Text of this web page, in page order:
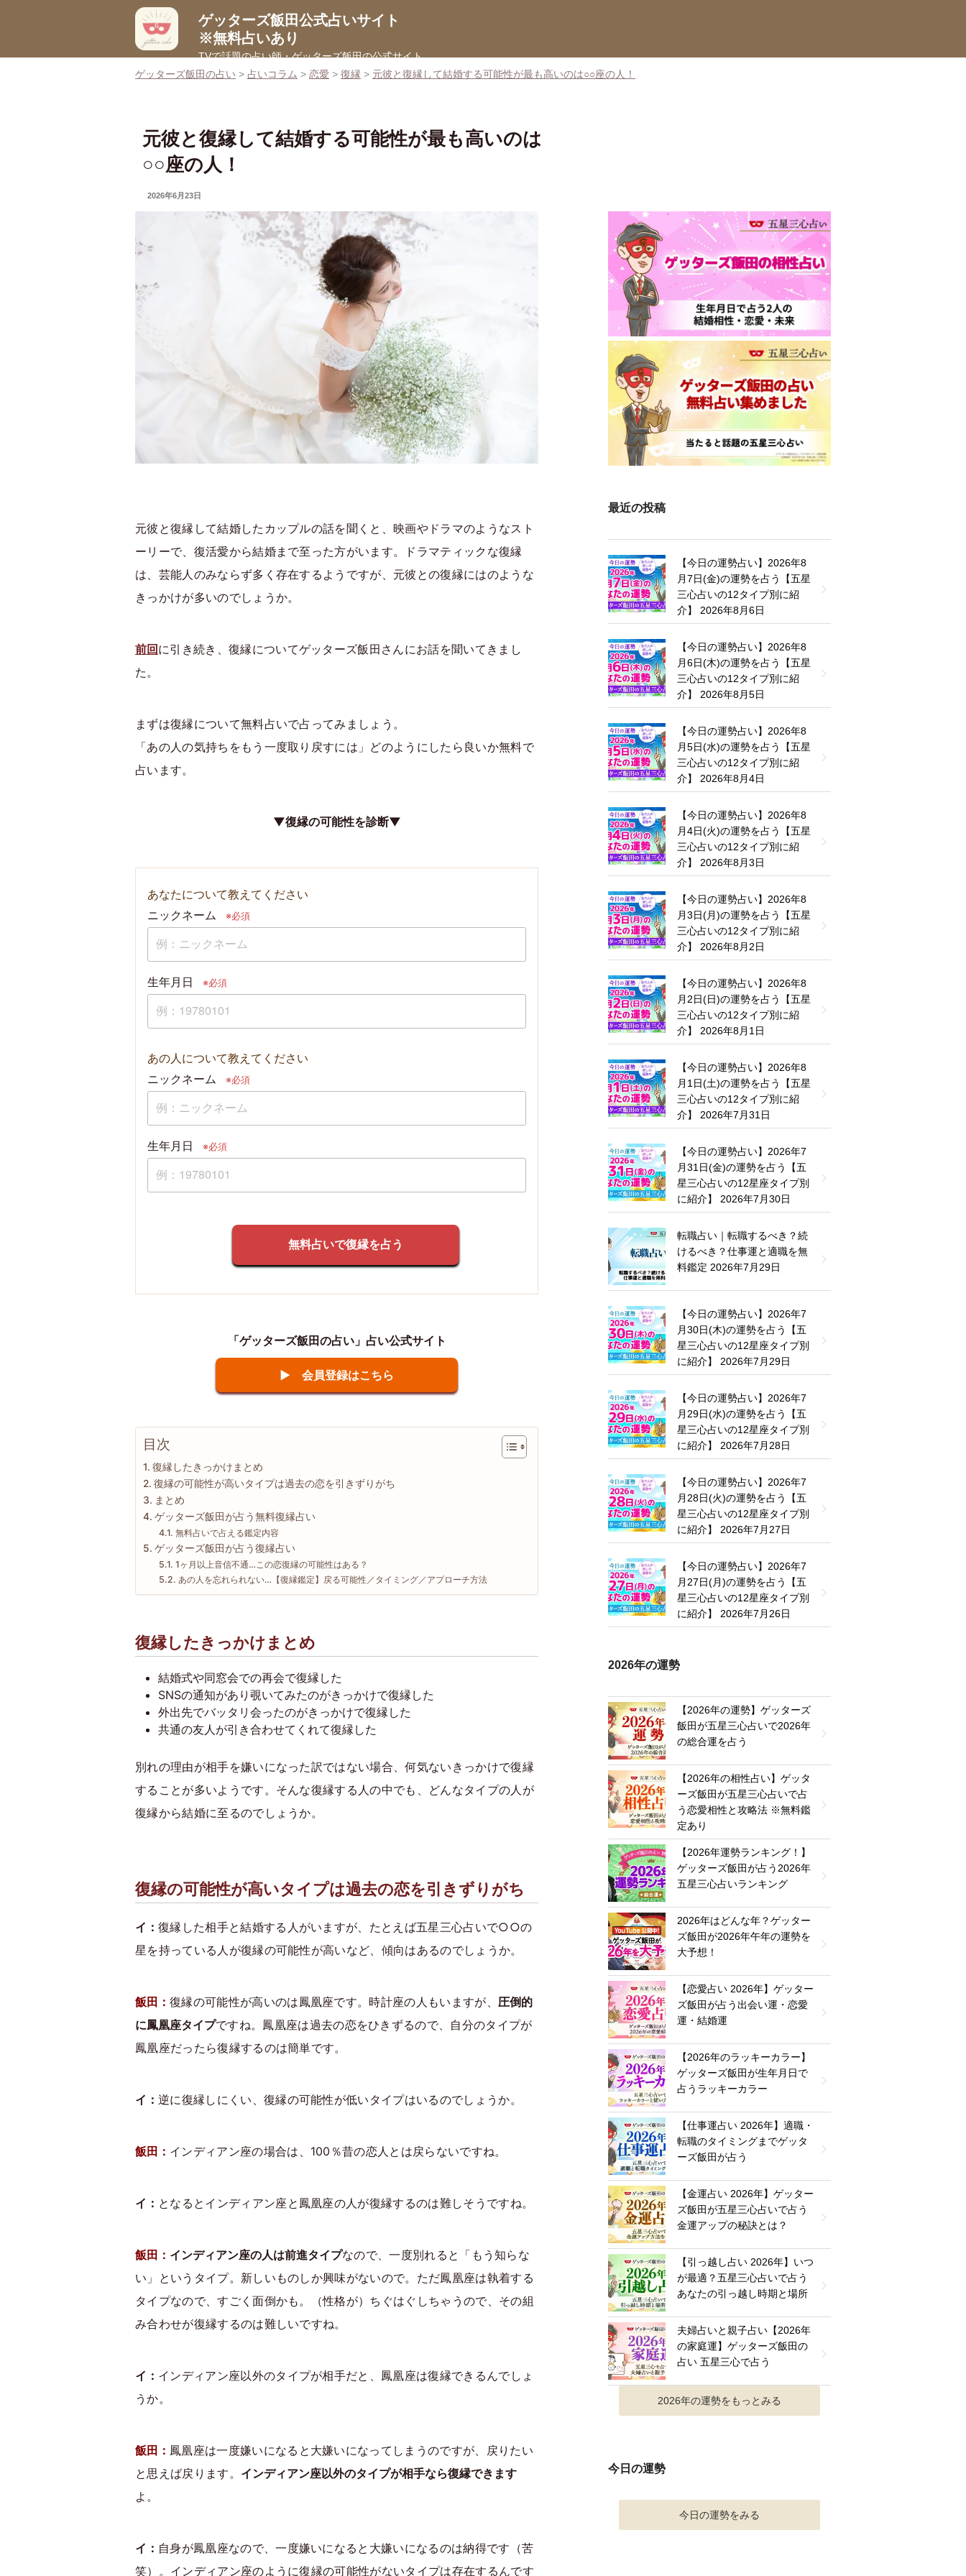
ン
ゲッターズ飯田公式占いサイト
※無料占いあり
TVで話題の占い師・ゲッターズ飯田の公式サイト
ゲッターズ飯田の占い > 占いコラム > 恋愛 > 復縁 > 元彼と復縁して結婚する可能性が最も高いのは○○座の人！
元彼と復縁して結婚する可能性が最も高いのは
○○座の人！
UPDATED
2026年6月23日
元彼と復縁して結婚したカップルの話を聞くと、映画やドラマのようなスト
ーリーで、復活愛から結婚まで至った方がいます。ドラマティックな復縁
は、芸能人のみならず多く存在するようですが、元彼との復縁にはのような
きっかけが多いのでしょうか。
前回 に引き続き、復縁についてゲッターズ飯田さんにお話を聞いてきまし
た。
まずは復縁について無料占いで占ってみましょう。
「あの人の気持ちをもう一度取り戻すには」どのようにしたら良いか無料で
占います。
▼復縁の可能性を診断▼
あなたについて教えてください
ニックネーム ※必須
生年月日 ※必須
あの人について教えてください
ニックネーム ※必須
生年月日 ※必須
無料占いで復縁を占う
「ゲッターズ飯田の占い」占い公式サイト
▶ 会員登録はこちら
目次
復縁したきっかけまとめ
復縁の可能性が高いタイプは過去の恋を引きずりがち
まとめ
ゲッターズ飯田が占う無料復縁占い
無料占いで占える鑑定内容
ゲッターズ飯田が占う復縁占い
1ヶ月以上音信不通…この恋復縁の可能性はある？
あの人を忘れられない…【復縁鑑定】戻る可能性／タイミング／アプローチ方法
復縁したきっかけまとめ
結婚式や同窓会での再会で復縁した
SNSの通知があり覗いてみたのがきっかけで復縁した
外出先でバッタリ会ったのがきっかけで復縁した
共通の友人が引き合わせてくれて復縁した
別れの理由が相手を嫌いになった訳ではない場合、何気ないきっかけで復縁
することが多いようです。そんな復縁する人の中でも、どんなタイプの人が
復縁から結婚に至るのでしょうか。
復縁の可能性が高いタイプは過去の恋を引きずりがち
イ： 復縁した相手と結婚する人がいますが、たとえば五星三心占いで○○の
星を持っている人が復縁の可能性が高いなど、傾向はあるのでしょうか。
飯田： 復縁の可能性が高いのは鳳凰座です。時計座の人もいますが、 圧倒的
に鳳凰座タイプですね。鳳凰座は過去の恋をひきずるので、自分のタイプが
鳳凰座だったら復縁するのは簡単です。
イ： 逆に復縁しにくい、復縁の可能性が低いタイプはいるのでしょうか。
飯田： インディアン座の場合は、100％昔の恋人とは戻らないですね。
イ： となるとインディアン座と鳳凰座の人が復縁するのは難しそうですね。
飯田： インディアン座の人は前進タイプなので、一度別れると「もう知らな
い」というタイプ。新しいものしか興味がないので。ただ鳳凰座は執着する
タイプなので、すごく面倒かも。（性格が）ちぐはぐしちゃうので、その組
み合わせが復縁するのは難しいですね。
イ： インディアン座以外のタイプが相手だと、鳳凰座は復縁できるんでしょ
うか。
飯田： 鳳凰座は一度嫌いになると大嫌いになってしまうのですが、戻りたい
と思えば戻ります。 インディアン座以外のタイプが相手なら復縁できます
よ。
イ： 自身が鳳凰座なので、一度嫌いになると大嫌いになるのは納得です（苦
笑）。インディアン座のように復縁の可能性がないタイプは存在するんです
最近の投稿
【今日の運勢占い】2026年8
月7日(金)の運勢を占う【五星
三心占いの12タイプ別に紹
介】
2026年8月6日
【今日の運勢占い】2026年8
月6日(木)の運勢を占う【五星
三心占いの12タイプ別に紹
介】
2026年8月5日
【今日の運勢占い】2026年8
月5日(水)の運勢を占う【五星
三心占いの12タイプ別に紹
介】
2026年8月4日
【今日の運勢占い】2026年8
月4日(火)の運勢を占う【五星
三心占いの12タイプ別に紹
介】
2026年8月3日
【今日の運勢占い】2026年8
月3日(月)の運勢を占う【五星
三心占いの12タイプ別に紹
介】
2026年8月2日
【今日の運勢占い】2026年8
月2日(日)の運勢を占う【五星
三心占いの12タイプ別に紹
介】
2026年8月1日
【今日の運勢占い】2026年8
月1日(土)の運勢を占う【五星
三心占いの12タイプ別に紹
介】
2026年7月31日
【今日の運勢占い】2026年7
月31日(金)の運勢を占う【五
星三心占いの12星座タイプ別
に紹介】
2026年7月30日
転職占い｜転職するべき？続
けるべき？仕事運と適職を無
料鑑定 2026年7月29日
【今日の運勢占い】2026年7
月30日(木)の運勢を占う【五
星三心占いの12星座タイプ別
に紹介】
2026年7月29日
【今日の運勢占い】2026年7
月29日(水)の運勢を占う【五
星三心占いの12星座タイプ別
に紹介】
2026年7月28日
【今日の運勢占い】2026年7
月28日(火)の運勢を占う【五
星三心占いの12星座タイプ別
に紹介】
2026年7月27日
【今日の運勢占い】2026年7
月27日(月)の運勢を占う【五
星三心占いの12星座タイプ別
に紹介】
2026年7月26日
2026年の運勢
【2026年の運勢】ゲッターズ
飯田が五星三心占いで2026年
の総合運を占う
【2026年の相性占い】ゲッタ
ーズ飯田が五星三心占いで占
う恋愛相性と攻略法 ※無料鑑
定あり
【2026年運勢ランキング！】
ゲッターズ飯田が占う2026年
五星三心占いランキング
2026年はどんな年？ゲッター
ズ飯田が2026年午年の運勢を
大予想！
【恋愛占い 2026年】ゲッター
ズ飯田が占う出会い運・恋愛
運・結婚運
【2026年のラッキーカラー】
ゲッターズ飯田が生年月日で
占うラッキーカラー
【仕事運占い 2026年】適職・
転職のタイミングまでゲッタ
ーズ飯田が占う
【金運占い 2026年】ゲッター
ズ飯田が五星三心占いで占う
金運アップの秘訣とは？
【引っ越し占い 2026年】いつ
が最適？五星三心占いで占う
あなたの引っ越し時期と場所
夫婦占いと親子占い【2026年
の家庭運】ゲッターズ飯田の
占い 五星三心で占う
2026年の運勢をもっとみる
今日の運勢
今日の運勢をみる